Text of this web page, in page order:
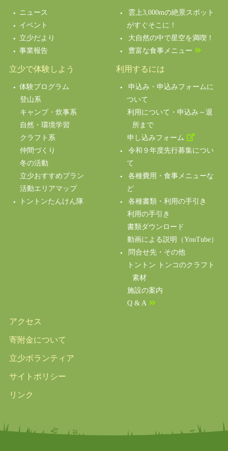
ニュース
イベント
立少だより
事業報告
雲上3,000mの絶景スポット
がすぐそこに！
大自然の中で星空を満喫！
豊富な食事メニュー
立少で体験しよう
体験プログラム
登山系
キャンプ・炊事系
自然・環境学習
クラフト系
仲間づくり
冬の活動
立少おすすめプラン
活動エリアマップ
トントンたんけん隊
利用するには
申込み・申込みフォームに
ついて
利用について・申込み～退
所まで
申し込みフォーム
令和９年度先行募集につい
て
各種費用・食事メニューな
ど
各種書類・利用の手引き
利用の手引き
書類ダウンロード
動画による説明（YouTube）
問合せ先・その他
トントン トンコのクラフト
素材
施設の案内
Q & A
アクセス
寄附金について
立少ボランティア
サイトポリシー
リンク